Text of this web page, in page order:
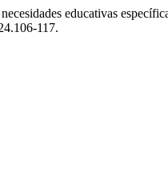
educativas
117.